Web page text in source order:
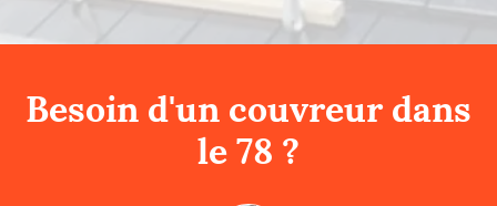
Besoin d'un couvreur dans
le 78 ?